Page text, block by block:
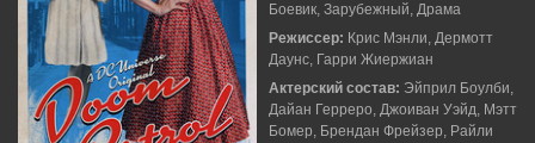
Боевик, Зарубежный, Драма
Режиссер: Крис Мэнли, Дермотт
Даунс, Гарри Жиержиан
Актерский состав: Эйприл Боулби,
Дайан Герреро, Джоиван Уэйд, Мэтт
Бомер, Брендан Фрейзер, Райли